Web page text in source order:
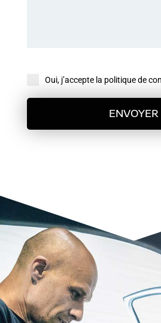
Oui, j’accepte la politique de
ENVOYER